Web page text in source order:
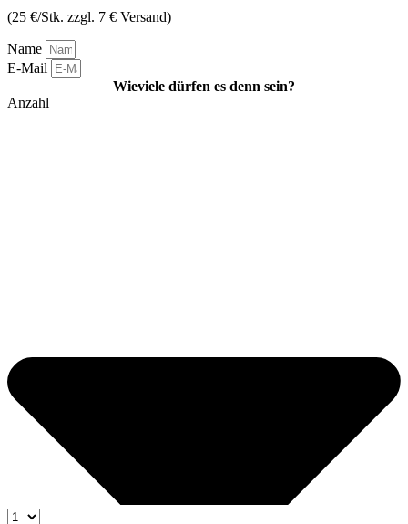
(25 €/Stk. zzgl. 7 € Versand)
Name
E-Mail
Wieviele dürfen es denn sein?
Anzahl